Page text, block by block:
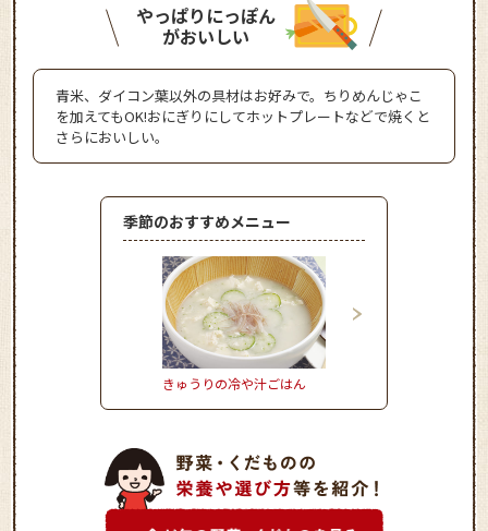
やっぱりにっぽん
がおいしい
青米、ダイコン葉以外の具材はお好みで。ちりめんじゃこ
を加えてもOK!おにぎりにしてホットプレートなどで焼くと
さらにおいしい。
季節のおすすめメニュー
きゅうりの冷や汁ごはん
きゅうりとタコのさわ
マリネ